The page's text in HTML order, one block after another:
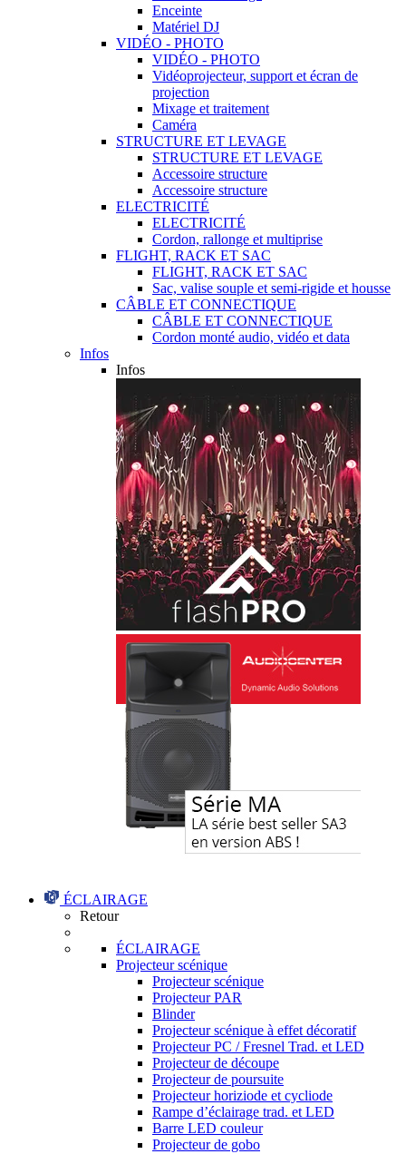
Enceinte
Matériel DJ
VIDÉO - PHOTO
VIDÉO - PHOTO
Vidéoprojecteur, support et écran de
projection
Mixage et traitement
Caméra
STRUCTURE ET LEVAGE
STRUCTURE ET LEVAGE
Accessoire structure
Accessoire structure
ELECTRICITÉ
ELECTRICITÉ
Cordon, rallonge et multiprise
FLIGHT, RACK ET SAC
FLIGHT, RACK ET SAC
Sac, valise souple et semi-rigide et housse
CÂBLE ET CONNECTIQUE
CÂBLE ET CONNECTIQUE
Cordon monté audio, vidéo et data
Infos
Infos
ÉCLAIRAGE
Retour
ÉCLAIRAGE
Projecteur scénique
Projecteur scénique
Projecteur PAR
Blinder
Projecteur scénique à effet décoratif
Projecteur PC / Fresnel Trad. et LED
Projecteur de découpe
Projecteur de poursuite
Projecteur horiziode et cycliode
Rampe d’éclairage trad. et LED
Barre LED couleur
Projecteur de gobo